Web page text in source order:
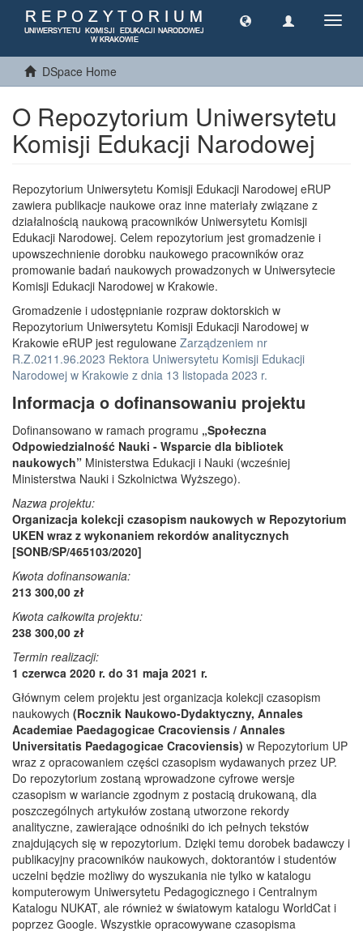
DSpace Home
O Repozytorium Uniwersytetu
Komisji Edukacji Narodowej
Repozytorium Uniwersytetu Komisji Edukacji Narodowej eRUP
zawiera publikacje naukowe oraz inne materiały związane z
działalnością naukową pracowników Uniwersytetu Komisji
Edukacji Narodowej. Celem repozytorium jest gromadzenie i
upowszechnienie dorobku naukowego pracowników oraz
promowanie badań naukowych prowadzonych w Uniwersytecie
Komisji Edukacji Narodowej w Krakowie.
Gromadzenie i udostępnianie rozpraw doktorskich w
Repozytorium Uniwersytetu Komisji Edukacji Narodowej w
Krakowie eRUP jest regulowane Zarządzeniem nr
R.Z.0211.96.2023 Rektora Uniwersytetu Komisji Edukacji
Narodowej w Krakowie z dnia 13 listopada 2023 r.
Informacja o dofinansowaniu projektu
Dofinansowano w ramach programu „Społeczna
Odpowiedzialność Nauki - Wsparcie dla bibliotek
naukowych” Ministerstwa Edukacji i Nauki (wcześniej
Ministerstwa Nauki i Szkolnictwa Wyższego).
Nazwa projektu:
Organizacja kolekcji czasopism naukowych w Repozytorium
UKEN wraz z wykonaniem rekordów analitycznych
[SONB/SP/465103/2020]
Kwota dofinansowania:
213 300,00 zł
Kwota całkowita projektu:
238 300,00 zł
Termin realizacji:
1 czerwca 2020 r. do 31 maja 2021 r.
Głównym celem projektu jest organizacja kolekcji czasopism
naukowych (Rocznik Naukowo-Dydaktyczny, Annales
Academiae Paedagogicae Cracoviensis / Annales
Universitatis Paedagogicae Cracoviensis) w Repozytorium UP
wraz z opracowaniem części czasopism wydawanych przez UP.
Do repozytorium zostaną wprowadzone cyfrowe wersje
czasopism w wariancie zgodnym z postacią drukowaną, dla
poszczególnych artykułów zostaną utworzone rekordy
analityczne, zawierające odnośniki do ich pełnych tekstów
znajdujących się w repozytorium. Dzięki temu dorobek badawczy i
publikacyjny pracowników naukowych, doktorantów i studentów
uczelni będzie możliwy do wyszukania nie tylko w katalogu
komputerowym Uniwersytetu Pedagogicznego i Centralnym
Katalogu NUKAT, ale również w światowym katalogu WorldCat i
poprzez Google. Wszystkie opracowywane czasopisma